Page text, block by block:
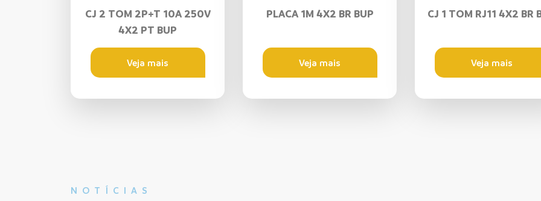
CJ 2 TOM 2P+T 10A 250V
4X2 PT BUP
Veja mais
PLACA 1M 4X2 BR BUP
Veja mais
CJ 1 TOM RJ11 4X2 BR
Veja mais
NOTÍCIAS